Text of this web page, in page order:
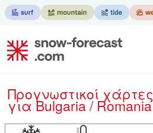
Προγνωστικοί χάρτες
για Bulgaria / Romania